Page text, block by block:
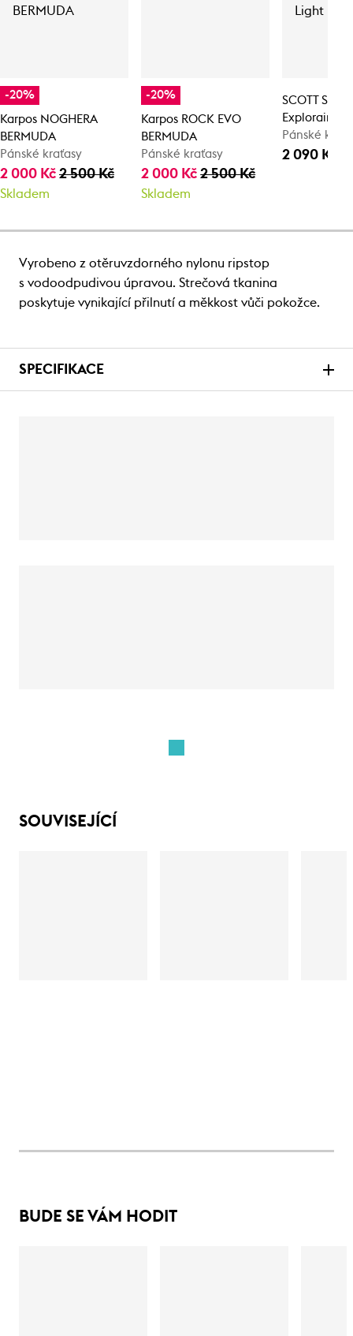
-20%
Karpos NOGHERA
BERMUDA
Pánské kraťasy
2 000 Kč 2 500 Kč
Skladem
-20%
Karpos ROCK EVO
BERMUDA
Pánské kraťasy
2 000 Kč2 500 Kč
Skladem
SCOTT
Explorair
Pánské
2 090 Kč
Vyrobeno z otěruvzdorného nylonu ripstop
s vodoodpudivou úpravou. Strečová tkanina
poskytuje vynikající přilnutí a měkkost vůči pokožce.
SPECIFIKACE
SOUVISEJÍCÍ
BUDE SE VÁM HODIT